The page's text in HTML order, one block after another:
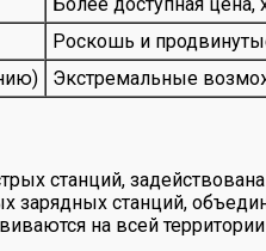
Роскошь и
Экстремальные
станций,
зарядных станций,
на всей